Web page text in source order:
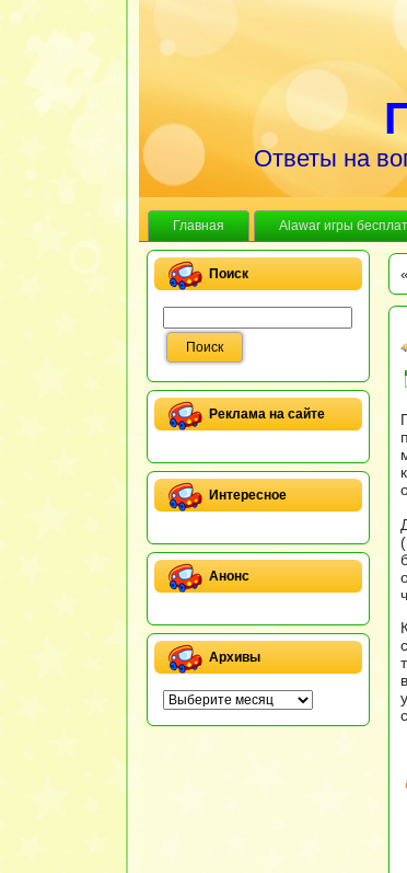
Ответы на
Главная Alawar игры
Поиск
Реклама на сайте
Интересное
Анонс
Архивы
«